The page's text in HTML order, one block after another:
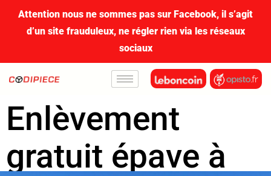
principalAttention nous ne sommes pas sur Facebook, il s’agit
d’un site frauduleux, ne régler rien via les réseaux
sociaux
Enlèvement
gratuit épave à